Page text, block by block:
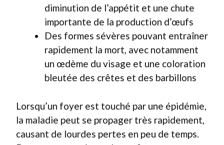
diminution de l’appétit et une chute
importante de la production d’œufs
Des formes sévères pouvant entraîner
rapidement la mort, avec notamment
un œdème du visage et une coloration
bleutée des crêtes et des barbillons
Lorsqu’un foyer est touché par une épidémie,
la maladie peut se propager très rapidement,
causant de lourdes pertes en peu de temps.